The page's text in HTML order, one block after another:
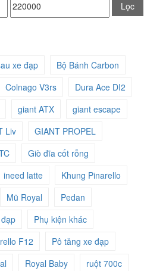
Giá
Lọc
xe đạp
Bộ Bánh Carbon
Colnago V3rs
Dura Ace DI2
giant ATX
giant escape
Liv
GIANT PROPEL
Giò đĩa cốt rỗng
ineed latte
Khung Pinarello
Mũ Royal
Pedan
Phụ kiện khác
F12
Pô tăng xe đạp
Royal Baby
ruột 700c